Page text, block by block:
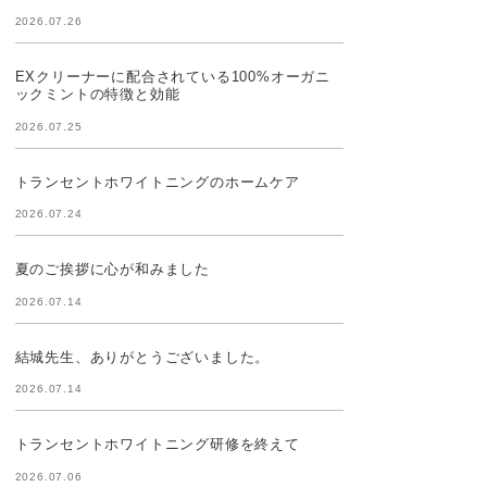
2026.07.26
EXクリーナーに配合されている100%オーガニ
ックミントの特徴と効能
2026.07.25
トランセントホワイトニングのホームケア
2026.07.24
夏のご挨拶に心が和みました
2026.07.14
結城先生、ありがとうございました。
2026.07.14
トランセントホワイトニング研修を終えて
2026.07.06